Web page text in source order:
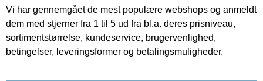
Vi har gennemgået de mest populære webshops og anmeldt
dem med stjerner fra 1 til 5 ud fra bl.a. deres prisniveau,
sortimentstørrelse, kundeservice, brugervenlighed,
betingelser, leveringsformer og betalingsmuligheder.